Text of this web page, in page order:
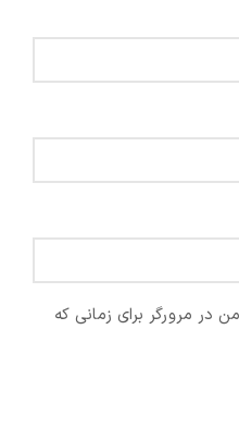
در مرورگر برای زمانی که